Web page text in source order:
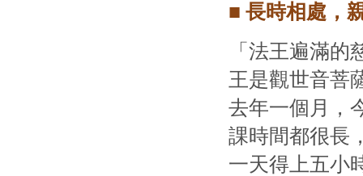
■ 長時相處，
「法王遍滿
王是觀世音菩
去年一個月，
課時間都很長
一天得上五小